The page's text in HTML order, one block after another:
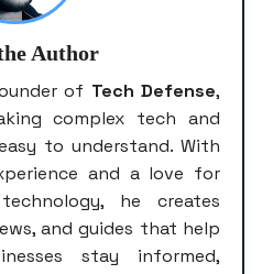
Author
of Tech Defense,
complex tech and
to understand. With
and a love for
he creates
and guides that help
stay informed,